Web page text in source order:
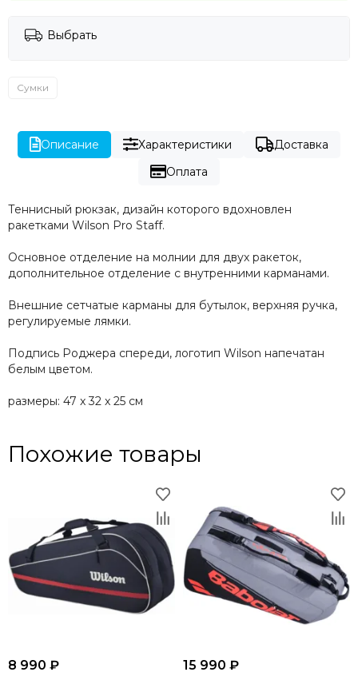
Выбрать
Сумки
Описание Характеристики
Доставка
Оплата
Теннисный рюкзак, дизайн которого вдохновлен
ракетками Wilson Pro Staff.
Основное отделение на молнии для двух ракеток,
дополнительное отделение с внутренними карманами.
Внешние сетчатые карманы для бутылок, верхняя ручка,
регулируемые лямки.
Подпись Роджера спереди, логотип Wilson напечатан
белым цветом.
размеры: 47 x 32 x 25 см
Похожие товары
8 990 ₽ 15 990 ₽